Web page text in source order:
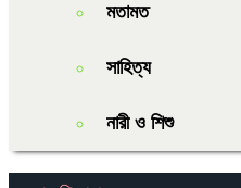
মতামত
সাহিত্য
নারী ও শিশু